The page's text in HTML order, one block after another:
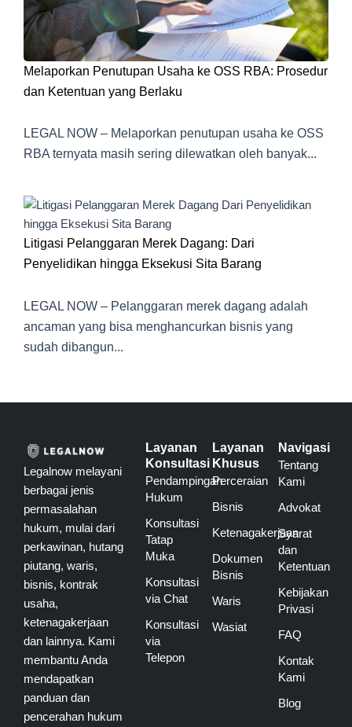
Melaporkan Penutupan Usaha ke OSS RBA: Prosedur
dan Ketentuan yang Berlaku
LEGAL NOW – Melaporkan penutupan usaha ke OSS
RBA ternyata masih sering dilewatkan oleh banyak...
Litigasi Pelanggaran Merek Dagang: Dari
Penyelidikan hingga Eksekusi Sita Barang
LEGAL NOW – Pelanggaran merek dagang adalah
ancaman yang bisa menghancurkan bisnis yang
sudah dibangun...
Legalnow melayani
berbagai jenis
permasalahan
hukum, mulai dari
perkawinan, hutang
piutang, waris,
bisnis, kontrak
usaha,
ketenagakerjaan
dan lainnya. Kami
membantu Anda
mendapatkan
panduan dan
pencerahan hukum
Layanan
Konsultasi
Pendampingan
Hukum
Konsultasi
Tatap
Muka
Konsultasi
via Chat
Konsultasi
via
Telepon
Layanan
Khusus
Perceraian
Bisnis
Ketenagakerjaan
Dokumen
Bisnis
Waris
Wasiat
Navigasi
Tentang
Kami
Advokat
Syarat
dan
Ketentuan
Kebijakan
Privasi
FAQ
Kontak
Kami
Blog